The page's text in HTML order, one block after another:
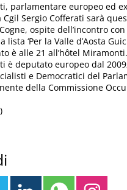
parlamentare europeo ed
Sergio Cofferati sarà
ospite dell’incontro
lista ‘Per la Valle d’Aosta
è alle 21 all’hôtel Miramonti.
è deputato europeo dal
e Democratici del
della Commissione